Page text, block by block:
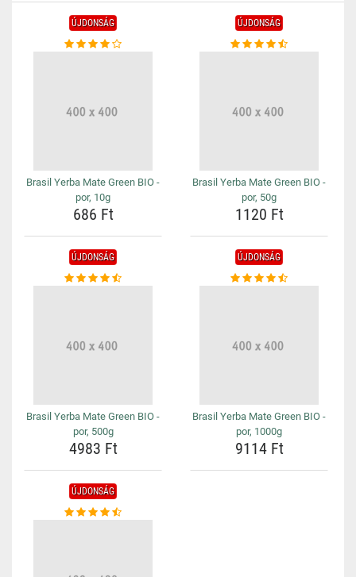
ÚJDONSÁG
Brasil Yerba Mate Green BIO -
por, 10g
686 Ft
ÚJDONSÁG
Brasil Yerba Mate Green BIO -
por, 50g
1120 Ft
ÚJDONSÁG
Brasil Yerba Mate Green BIO -
por, 500g
4983 Ft
ÚJDONSÁG
Brasil Yerba Mate Green BIO -
por, 1000g
9114 Ft
ÚJDONSÁG